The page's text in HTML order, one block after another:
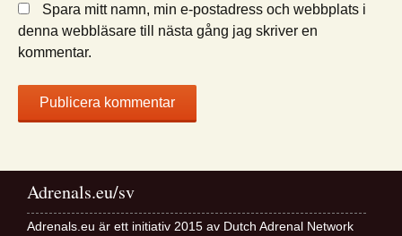
Spara mitt namn, min e-postadress och webbplats i
denna webbläsare till nästa gång jag skriver en
kommentar.
Adrenals.eu/sv
Adrenals.eu är ett initiativ 2015 av Dutch Adrenal Network